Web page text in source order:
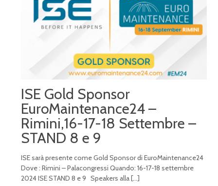
ISE Gold Sponsor
EuroMaintenance24 –
Rimini,16-17-18 Settembre –
STAND 8 e 9
ISE sarà presente come Gold Sponsor di EuroMaintenance24
Dove : Rimini – Palacongressi Quando: 16-17-18 settembre
2024 ISE STAND 8 e 9 Speakers alla[…]